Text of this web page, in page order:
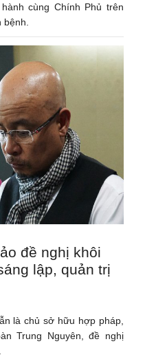
cùng Chính Phủ trên
đề nghị khôi
lập, quản trị
là chủ sở hữu hợp pháp,
Trung Nguyên, đề nghị